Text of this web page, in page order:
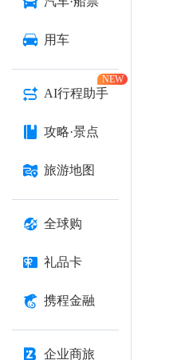
用车
AI行程助手
NEW
攻略·景点
旅游地图
全球购
礼品卡
携程金融
企业商旅